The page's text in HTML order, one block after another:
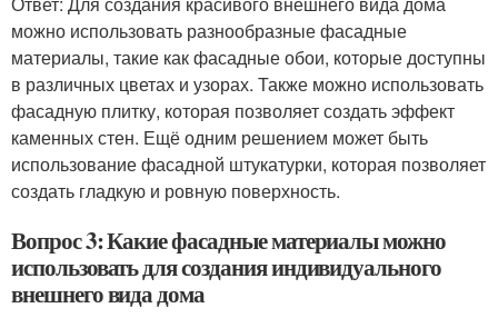
можно использовать разнообразные фасадные
материалы, такие как фасадные обои, которые доступны
в различных цветах и узорах. Также можно использовать
фасадную плитку, которая позволяет создать эффект
каменных стен. Ещё одним решением может быть
использование фасадной штукатурки, которая позволяет
создать гладкую и ровную поверхность.
Вопрос 3: Какие фасадные материалы можно
использовать для создания индивидуального
внешнего вида дома